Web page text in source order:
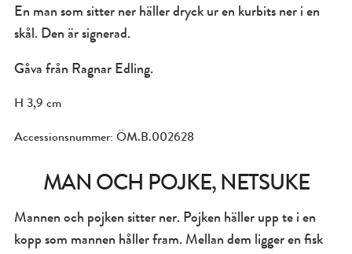
En man som sitter ner häller dryck ur en kurbits ner i en
skål. Den är signerad.
Gåva från Ragnar Edling.
H 3,9 cm
Accessionsnummer: ÖM.B.002628
MAN OCH POJKE, NETSUKE
Mannen och pojken sitter ner. Pojken häller upp te i en
kopp som mannen håller fram. Mellan dem ligger en fisk